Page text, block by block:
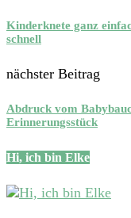
Kinderknete ganz
schnell
nächster Beitrag
Abdruck vom
Erinnerungsstück
Hi, ich bin Elke